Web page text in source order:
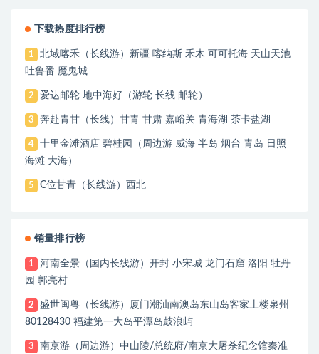
下载热度排行榜
1
北域喀禾（长线游）新疆 喀纳斯 禾木 可可托海 天山天池
吐鲁番 魔鬼城
2 爱达邮轮 地中海好（游轮 长线 邮轮）
3 奔赴青甘（长线）甘青 甘肃 嘉峪关 青海湖 茶卡盐湖
4
十里金滩酒店 碧桂园（周边游 威海 半岛 烟台 青岛 日照
海滩 大海）
5 C位甘青（长线游）西北
销量排行榜
1
河南全景（国内长线游）开封 小宋城 龙门石窟 洛阳 牡丹
园 郭亮村
2
盛世闽粤（长线游）厦门潮汕南澳岛东山岛客家土楼泉州
80128430 福建第一大岛平潭岛鼓浪屿
3
南京游（周边游）中山陵/总统府/南京大屠杀纪念馆秦准